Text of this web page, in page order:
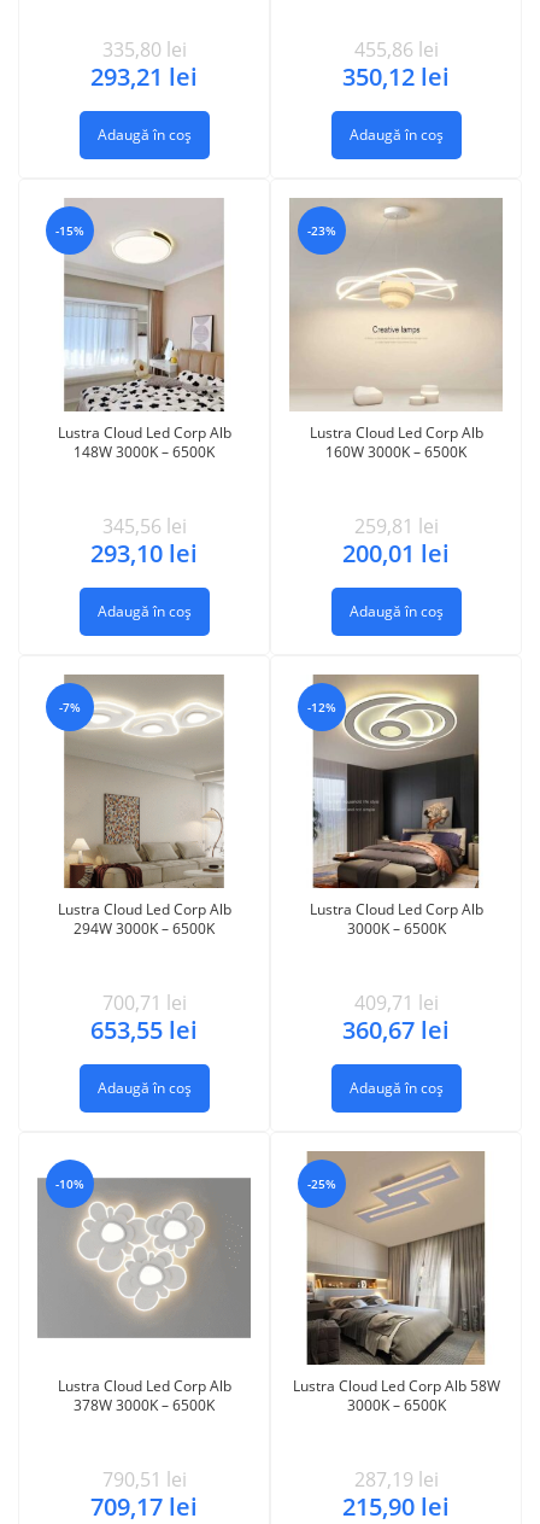
335,80 lei
293,21 lei
Adaugă în coș
455,86 lei
350,12 lei
Adaugă în coș
-15%
Lustra Cloud Led Corp Alb
148W 3000K – 6500K
345,56 lei
293,10 lei
Adaugă în coș
-23%
Lustra Cloud Led Corp Alb
160W 3000K – 6500K
259,81 lei
200,01 lei
Adaugă în coș
-7%
Lustra Cloud Led Corp Alb
294W 3000K – 6500K
700,71 lei
653,55 lei
Adaugă în coș
-12%
Lustra Cloud Led Corp Alb
3000K – 6500K
409,71 lei
360,67 lei
Adaugă în coș
-10%
Lustra Cloud Led Corp Alb
378W 3000K – 6500K
790,51 lei
709,17 lei
-25%
Lustra Cloud Led Corp Alb 58W
3000K – 6500K
287,19 lei
215,90 lei